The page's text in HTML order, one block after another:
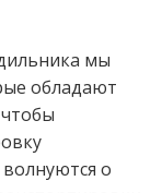
мы
обладают
о